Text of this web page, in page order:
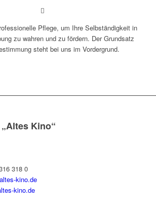
Pflege, um Ihre Selbständigkeit in
zu wahren und zu fördern. Der Grundsatz
steht bei uns im Vordergrund.
Kino“
318 0
kino.de
kino.de